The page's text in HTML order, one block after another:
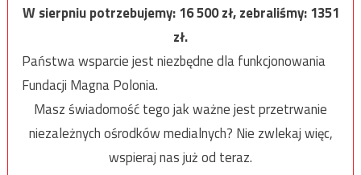
W sierpniu potrzebujemy:16 500zł, zebraliśmy:1351
zł.
Państwa wsparcie jest niezbędne dla funkcjonowania
Fundacji Magna Polonia.
Masz świadomość tego jak ważne jest przetrwanie
niezależnych ośrodków medialnych? Nie zwlekaj więc,
wspieraj nas już od teraz.